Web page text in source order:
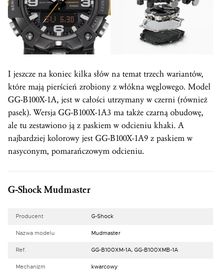
I jeszcze na koniec kilka słów na temat trzech wariantów,
które mają pierścień zrobiony z włókna węglowego. Model
GG-B100X-1A, jest w całości utrzymany w czerni (również
pasek). Wersja GG-B100X-1A3 ma także czarną obudowę,
ale tu zestawiono ją z paskiem w odcieniu khaki. A
najbardziej kolorowy jest GG-B100X-1A9 z paskiem w
nasyconym, pomarańczowym odcieniu.
G-Shock Mudmaster
Producent G-Shock
Nazwa modelu Mudmaster
Ref. GG-B100XM-1A, GG-B100XMB-1A
Mechanizm kwarcowy